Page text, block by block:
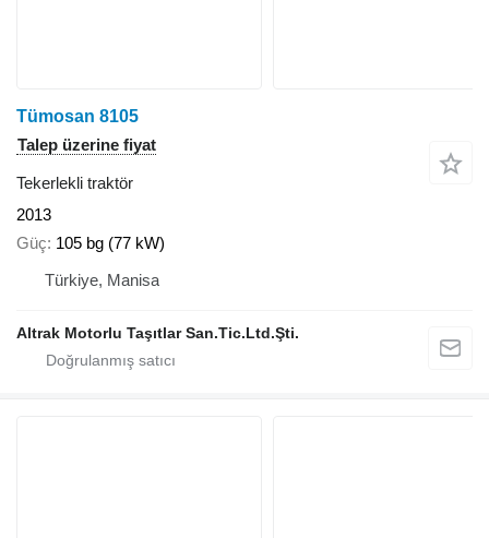
Tümosan 8105
Talep üzerine fiyat
Tekerlekli traktör
2013
Güç 105 bg (77 kW)
Türkiye, Manisa
Altrak Motorlu Taşıtlar San.Tic.Ltd.Şti.